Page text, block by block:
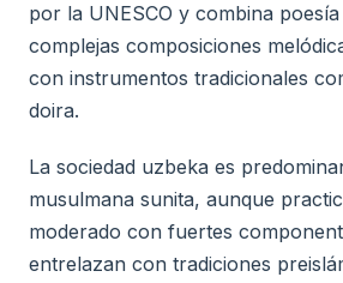
por la UNESCO y combina
complejas composiciones
con instrumentos tradicionales
doira.
La sociedad uzbeka es
musulmana sunita, aunque
moderado con fuertes
entrelazan con tradiciones